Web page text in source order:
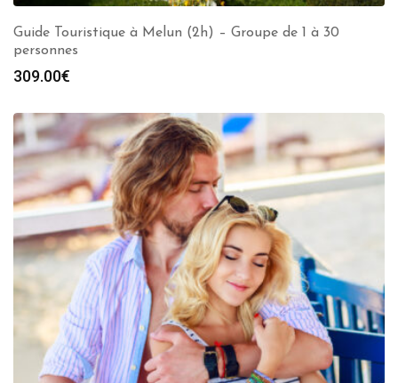
Guide Touristique à Melun (2h) – Groupe de 1 à 30
personnes
309.00€